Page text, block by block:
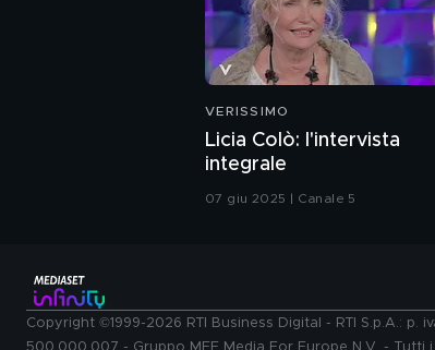
VERISSIMO
Licia Colò: l'intervista
integrale
07 giu 2025 | Canale 5
Copyright ©1999-2026 RTI Business Digital - RTI S.p.A.: